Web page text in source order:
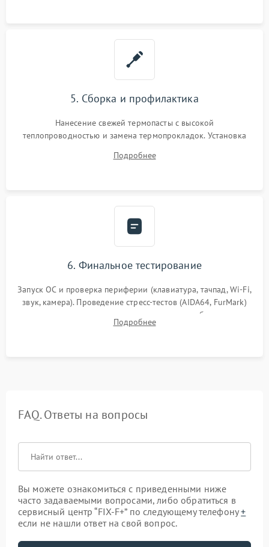
5. Сборка и профилактика
Нанесение свежей термопасты с высокой
теплопроводностью и замена термопрокладок. Установка
шлейфов, модулей памяти и накопителей. Предварительная
Подробнее
6. Финальное тестирование
Запуск ОС и проверка периферии (клавиатура, тачпад, Wi-Fi,
звук, камера). Проведение стресс-тестов (AIDA64, FurMark)
для контроля температурного режима и стабильности
системы под пиковой нагрузкой.
Подробнее
FAQ. Ответы на вопросы
Вы можете ознакомиться с приведенными ниже
часто задаваемыми вопросами, либо обратиться в
сервисный центр “FIX-F+” по следующему телефону+
если не нашли ответ на свой вопрос.